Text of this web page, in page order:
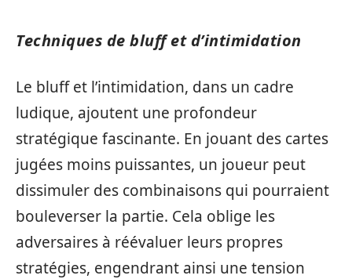
Techniques de bluff et d’intimidation
Le bluff et l’intimidation, dans un cadre
ludique, ajoutent une profondeur
stratégique fascinante. En jouant des cartes
jugées moins puissantes, un joueur peut
dissimuler des combinaisons qui pourraient
bouleverser la partie. Cela oblige les
adversaires à réévaluer leurs propres
stratégies, engendrant ainsi une tension